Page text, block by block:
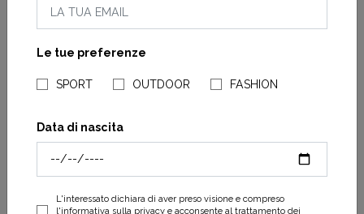
NEGOZI PARAGONSHOP
Le tue preferenze
SPORT OUTDOOR FASHION
Data di nascita
L'interessato dichiara di aver preso visione e compreso
l'informativa sulla privacye acconsente al trattamento dei